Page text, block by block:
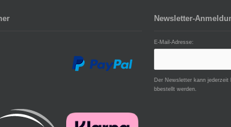
Newsletter-
E-Mail-Adresse:
Der Newsletter kann jederzeit
bbestellt werden.